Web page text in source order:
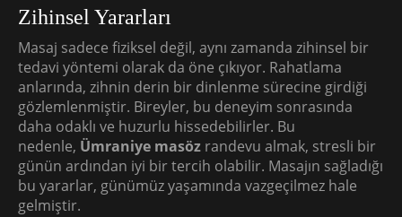
Zihinsel Yararları
Masaj sadece fiziksel değil, aynı zamanda zihinsel bir
tedavi yöntemi olarak da öne çıkıyor. Rahatlama
anlarında, zihnin derin bir dinlenme sürecine girdiği
gözlemlenmiştir. Bireyler, bu deneyim sonrasında
daha odaklı ve huzurlu hissedebilirler. Bu
nedenle, Ümraniye masöz randevu almak, stresli bir
günün ardından iyi bir tercih olabilir. Masajın sağladığı
bu yararlar, günümüz yaşamında vazgeçilmez hale
gelmiştir.